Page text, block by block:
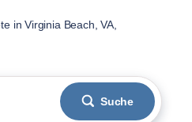
in Virginia Beach, VA,
Suche